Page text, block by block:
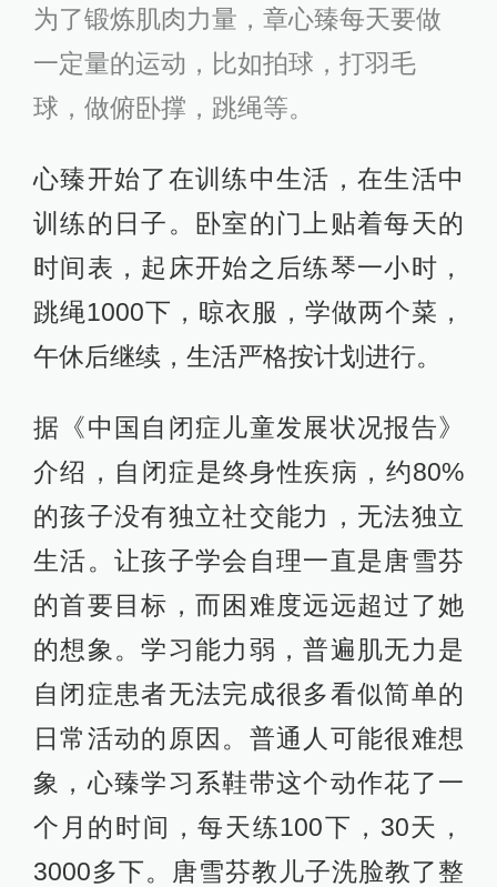
为了锻炼肌肉力量，章心臻每天要做
一定量的运动，比如拍球，打羽毛
球，做俯卧撑，跳绳等。
心臻开始了在训练中生活，在生活中
训练的日子。卧室的门上贴着每天的
时间表，起床开始之后练琴一小时，
跳绳1000下，晾衣服，学做两个菜，
午休后继续，生活严格按计划进行。
据《中国自闭症儿童发展状况报告》
介绍，自闭症是终身性疾病，约80%
的孩子没有独立社交能力，无法独立
生活。让孩子学会自理一直是唐雪芬
的首要目标，而困难度远远超过了她
的想象。学习能力弱，普遍肌无力是
自闭症患者无法完成很多看似简单的
日常活动的原因。普通人可能很难想
象，心臻学习系鞋带这个动作花了一
个月的时间，每天练100下，30天，
3000多下。唐雪芬教儿子洗脸教了整